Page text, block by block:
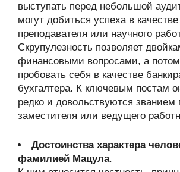
выступать перед небольшой
могут добиться успеха в качестве
преподавателя или научного
Скрупулезность позволяет
финансовыми вопросами, а
пробовать себя в качестве
бухгалтера. К ключевым постам
редко и довольствуются
заместителя или ведущего
Достоинства характера
фамилией Мацула.